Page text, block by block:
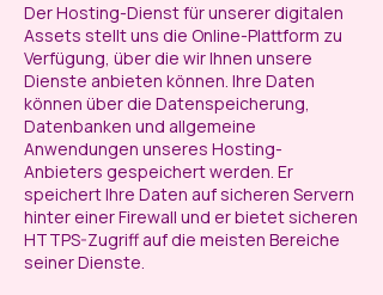
Der Hosting-Dienst für unserer digitalen
Assets stellt uns die Online-Plattform zu
Verfügung, über die wir Ihnen unsere
Dienste anbieten können. Ihre Daten
können über die Datenspeicherung,
Datenbanken und allgemeine
Anwendungen unseres Hosting-
Anbieters gespeichert werden. Er
speichert Ihre Daten auf sicheren Servern
hinter einer Firewall und er bietet sicheren
HTTPS-Zugriff auf die meisten Bereiche
seiner Dienste.